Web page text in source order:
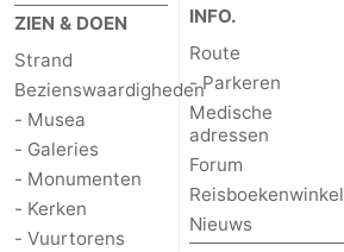
ZIEN & DOEN
Strand
Bezienswaardigheden
- Musea
- Galeries
- Monumenten
- Kerken
- Vuurtorens
INFO.
Route
- Parkeren
Medische
adressen
Forum
Reisboekenwinkel
Nieuws